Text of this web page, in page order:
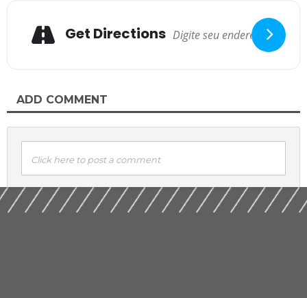
Get Directions
ADD COMMENT
Click here to post a comment